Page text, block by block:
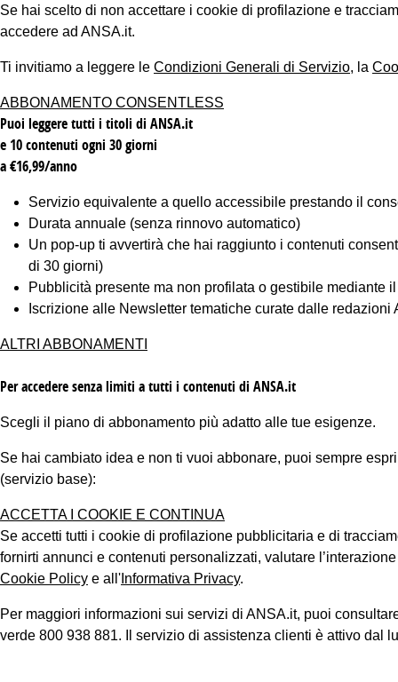
Se hai scelto di non accettare i cookie di profilazione e
accedere ad ANSA.it.
Ti invitiamo a leggere le Condizioni Generali di Servizio, la
ABBONAMENTO CONSENTLESS
Puoi leggere tutti i titoli di ANSA.it
e 10 contenuti ogni 30 giorni
a €16,99/anno
Servizio equivalente a quello accessibile prestando il
Durata annuale (senza rinnovo automatico)
Un pop-up ti avvertirà che hai raggiunto i contenuti
di 30 giorni)
Pubblicità presente ma non profilata o gestibile mediante
Iscrizione alle Newsletter tematiche curate dalle redazioni
ALTRI ABBONAMENTI
Per accedere senza limiti a tutti i contenuti di ANSA.it
Scegli il piano di abbonamento più adatto alle tue esigenze.
Se hai cambiato idea e non ti vuoi abbonare, puoi sempre
(servizio base):
ACCETTA I COOKIE E CONTINUA
Se accetti tutti i cookie di profilazione pubblicitaria e di
fornirti annunci e contenuti personalizzati, valutare
Cookie Policy e all' Informativa Privacy.
Per maggiori informazioni sui servizi di ANSA.it, puoi
verde 800 938 881. Il servizio di assistenza clienti è attivo dal